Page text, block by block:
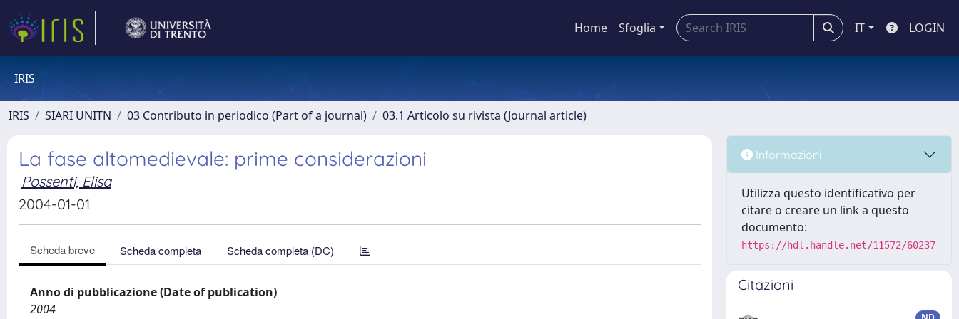
Home Sfoglia IT LOGIN
IRIS
IRIS SIARI UNITN 03 Contributo in periodico (Part of a journal) 03.1 Articolo su rivista (Journal article)
La fase altomedievale: prime considerazioni
Possenti, Elisa
2004-01-01
Scheda breve Scheda completa Scheda completa (DC)
Anno di pubblicazione (Date of publication)
2004
Informazioni
Utilizza questo identificativo per
citare o creare un link a questo
documento:
https://hdl.handle.net/11572/60237
Citazioni